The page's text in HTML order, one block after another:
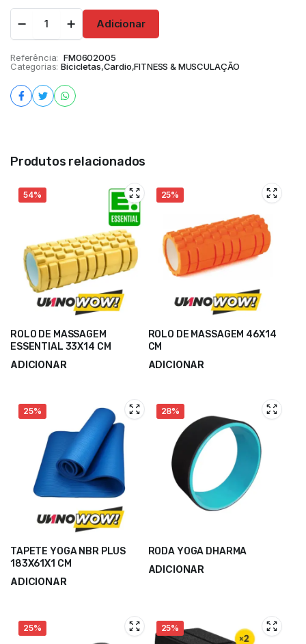
Adicionar
Referência: FM0602005
Categorias: Bicicletas,Cardio,FITNESS & MUSCULAÇÃO
Produtos relacionados
54%
ROLO DE MASSAGEM
ESSENTIAL 33X14 CM
ADICIONAR
25%
ROLO DE MASSAGEM 46X14
CM
ADICIONAR
25%
TAPETE YOGA NBR PLUS
183X61X1 CM
ADICIONAR
28%
RODA YOGA DHARMA
ADICIONAR
25% 25%